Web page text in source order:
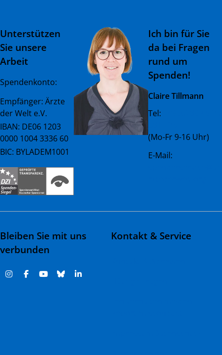
Unterstützen
Sie unsere
Arbeit
Spendenkonto:
Empfänger: Ärzte
der Welt e.V.
IBAN: DE06 1203
0000 1004 3336 60
BIC: BYLADEM1001
Ich bin für Sie
da bei Fragen
rund um
Spenden!
Claire Tillmann
Tel:
(Mo-Fr 9-16 Uhr)
E-Mail:
Bleiben Sie mit uns
verbunden
Kontakt & Service